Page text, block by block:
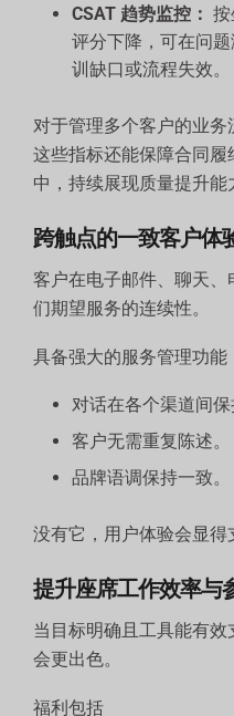
CSAT 趋势监控：
评分下降，可在问
训缺口或流程失效。
对于管理多个客户的业务
这些指标还能保障合同履
中，持续展现质量提升能
跨触点的一致客户体
客户在电子邮件、聊天
们期望服务的连续性。
具备强大的服务管理功能
对话在各个渠道间保
客户无需重复陈述。
品牌语调保持一致。
没有它，用户体验会显得
提升座席工作效率与
当目标明确且工具能有
会更出色。
福利包括